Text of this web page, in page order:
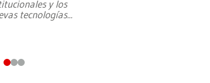
y los
tecnologías...